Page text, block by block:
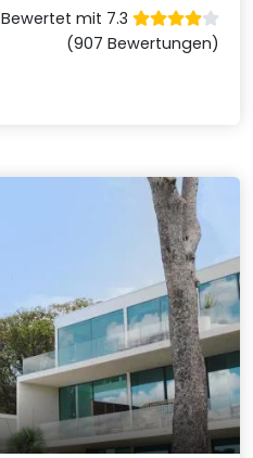
Bewertet mit 7.3
(907 Bewertungen)